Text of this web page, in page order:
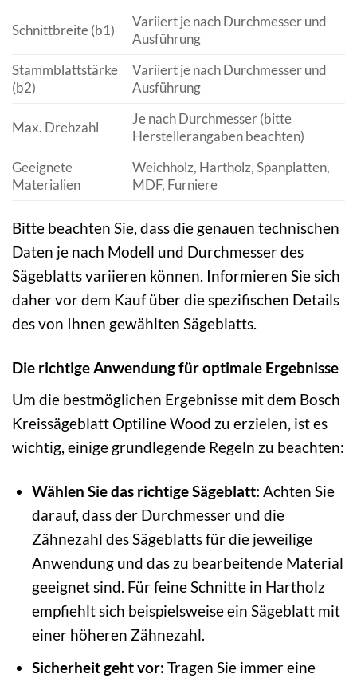
Schnittbreite (b1)
Variiert je nach Durchmesser und
Ausführung
Stammblattstärke
(b2)
Variiert je nach Durchmesser und
Ausführung
Max. Drehzahl
Je nach Durchmesser (bitte
Herstellerangaben beachten)
Geeignete
Materialien
Weichholz, Hartholz, Spanplatten,
MDF, Furniere
Bitte beachten Sie, dass die genauen technischen
Daten je nach Modell und Durchmesser des
Sägeblatts variieren können. Informieren Sie sich
daher vor dem Kauf über die spezifischen Details
des von Ihnen gewählten Sägeblatts.
Die richtige Anwendung für optimale Ergebnisse
Um die bestmöglichen Ergebnisse mit dem Bosch
Kreissägeblatt Optiline Wood zu erzielen, ist es
wichtig, einige grundlegende Regeln zu beachten:
Wählen Sie das richtige Sägeblatt: Achten Sie
darauf, dass der Durchmesser und die
Zähnezahl des Sägeblatts für die jeweilige
Anwendung und das zu bearbeitende Material
geeignet sind. Für feine Schnitte in Hartholz
empfiehlt sich beispielsweise ein Sägeblatt mit
einer höheren Zähnezahl.
Sicherheit geht vor: Tragen Sie immer eine